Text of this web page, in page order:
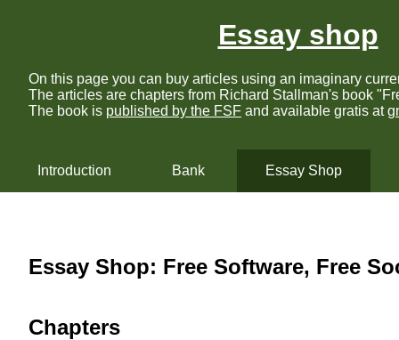
Essay shop
On this page you can buy articles using an imaginary
The articles are chapters from Richard Stallman's book
The book is published by the FSF and available gratis at
Introduction Bank Essay Shop
Essay Shop: Free Software, Free
Chapters